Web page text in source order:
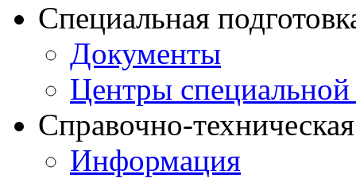
Специальная
Документы
Центры
Справочно-
Информация